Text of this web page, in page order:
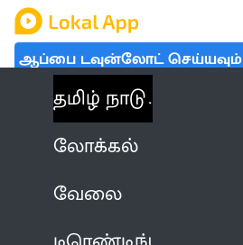
ஆப்பை டவுன்லோட் செய்யவும்
தமிழ் நாடு
லோக்கல்
வேலை